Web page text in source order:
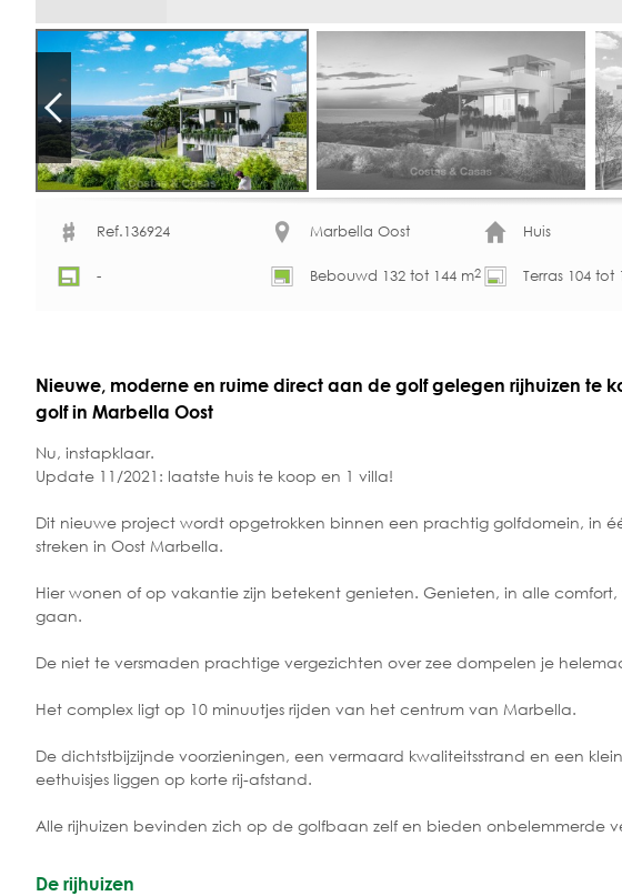
Ref.136924 Marbella Oost Huis
- Bebouwd 132 tot 144 m2 Terras 104 tot
Nieuwe, moderne en ruime direct aan de golf gelegen rijhuizen te
golf in Marbella Oost
Nu, instapklaar.
Update 11/2021: laatste huis te koop en 1 villa!
Dit nieuwe project wordt opgetrokken binnen een prachtig golfdomein, in
streken in Oost Marbella.
Hier wonen of op vakantie zijn betekent genieten. Genieten, in alle
gaan.
De niet te versmaden prachtige vergezichten over zee dompelen je
Het complex ligt op 10 minuutjes rijden van het centrum van Marbella.
De dichtstbijzijnde voorzieningen, een vermaard kwaliteitsstrand en een
eethuisjes liggen op korte rij-afstand.
Alle rijhuizen bevinden zich op de golfbaan zelf en bieden onbelemmerde
De rijhuizen